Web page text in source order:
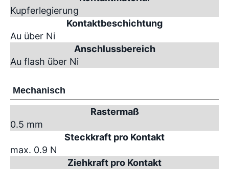
Kupferlegierung
Kontaktbeschichtung
Au über Ni
Anschlussbereich
Au flash über Ni
Mechanisch
Rastermaß
0.5 mm
Steckkraft pro Kontakt
max. 0.9 N
Ziehkraft pro Kontakt